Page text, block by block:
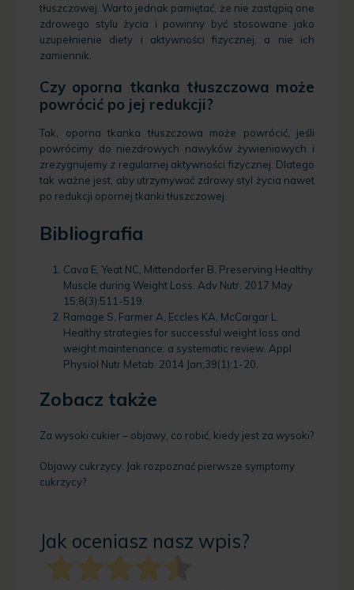
tłuszczowej. Warto jednak pamiętać, że nie zastąpią one
zdrowego stylu życia i powinny być stosowane jako
uzupełnienie diety i aktywności fizycznej, a nie ich
zamiennik.
Czy oporna tkanka tłuszczowa może
powrócić po jej redukcji?
Tak, oporna tkanka tłuszczowa może powrócić, jeśli
powrócimy do niezdrowych nawyków żywieniowych i
zrezygnujemy z regularnej aktywności fizycznej. Dlatego
tak ważne jest, aby utrzymywać zdrowy styl życia nawet
po redukcji opornej tkanki tłuszczowej.
Bibliografia
Cava E, Yeat NC, Mittendorfer B. Preserving Healthy
Muscle during Weight Loss. Adv Nutr. 2017 May
15;8(3):511-519.
Ramage S, Farmer A, Eccles KA, McCargar L.
Healthy strategies for successful weight loss and
weight maintenance: a systematic review. Appl
Physiol Nutr Metab. 2014 Jan;39(1):1-20.
Zobacz także
Za wysoki cukier – objawy, co robić, kiedy jest za wysoki?
Objawy cukrzycy. Jak rozpoznać pierwsze symptomy
cukrzycy?
Jak oceniasz nasz wpis?